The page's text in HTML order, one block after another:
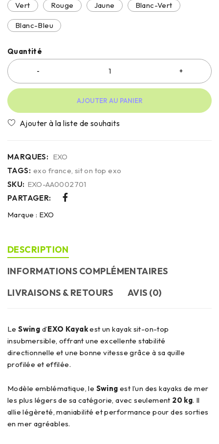
Vert
Rouge Jaune Blanc-Vert
Blanc-Bleu
Quantité
AJOUTER AU PANIER
MARQUES: EXO
TAGS: exo france, sit on top exo
SKU: EXO-AA0002701
PARTAGER:
Marque : EXO
DESCRIPTION
INFORMATIONS COMPLÉMENTAIRES
LIVRAISONS & RETOURS
AVIS (0)
LeSwing d’EXO Kayakest un kayak sit-on-top
insubmersible, offrant une excellente stabilité
directionnelle et une bonne vitesse grâce à sa quille
profilée et effilée.
Modèle emblématique, le Swing est l’un des kayaks de mer
les plus légers de sa catégorie, avec seulement 20 kg. Il
allie légèreté, maniabilité et performance pour des sorties
en mer agréables.